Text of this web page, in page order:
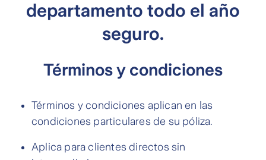
departamento todo el año
seguro.
Términos y condiciones
Términos y condiciones aplican en las
condiciones particulares de su póliza.
Aplica para clientes directos sin